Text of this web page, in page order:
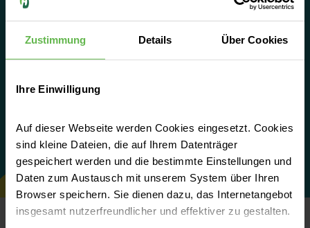
Zustimmung Details Über Cookies
Ihre Einwilligung
Auf dieser Webseite werden Cookies eingesetzt. Cookies
sind kleine Dateien, die auf Ihrem Datenträger
gespeichert werden und die bestimmte Einstellungen und
Daten zum Austausch mit unserem System über Ihren
Browser speichern. Sie dienen dazu, das Internetangebot
insgesamt nutzerfreundlicher und effektiver zu gestalten.
kannst Du Dich direkt und unkompliziert